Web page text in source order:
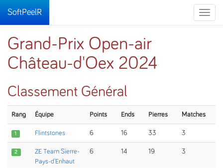
Toggle
SoftPeelR
Grand-Prix Open-air
Château-d'Oex 2024
Classement Général
Rang Équipe Points Ends Pierres Matches
1 Flintstones 6 16 33 3
2
ZE Team Sierre-
Pays-d'Enhaut
6 14 19 3